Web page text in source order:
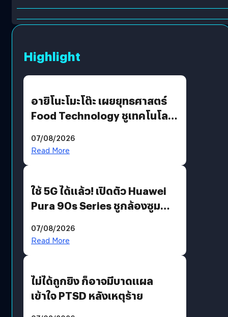
Highlight
อายิโนะโมะโต๊ะ เผยยุทธศาสตร์
Food Technology ชูเทคโนโลยี
บริโภคและ B2B
07/08/2026
Read More
ใช้ 5G ได้แล้ว! เปิดตัว Huawei
Pura 90s Series ชูกล้องซูม
07/08/2026
Read More
ไม่ได้ถูกยิง ก็อาจมีบาดแผล
เข้าใจ PTSD หลังเหตุร้าย